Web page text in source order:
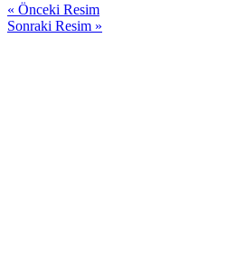
« Önceki Resim
Sonraki Resim »